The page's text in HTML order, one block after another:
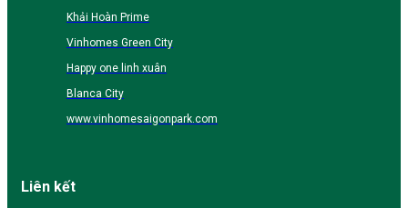
Khải Hoàn Prime
Vinhomes Green City
Happy one linh xuân
Blanca City
www.vinhomesaigonpark.com
Liên kết